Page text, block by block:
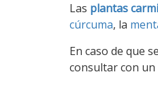
Las plantas
cúrcuma, la
En caso de que
consultar con un